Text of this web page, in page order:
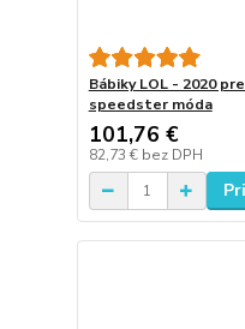
Bábiky LOL - 2020
speedster móda
101,76 €
82,73 € bez DPH